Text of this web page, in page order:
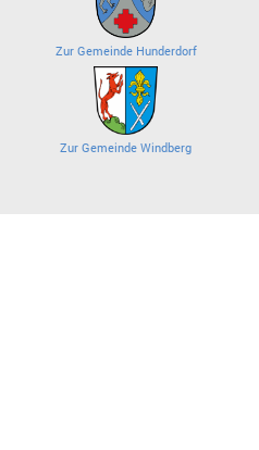
Zur Gemeinde Hunderdorf
Zur Gemeinde Windberg